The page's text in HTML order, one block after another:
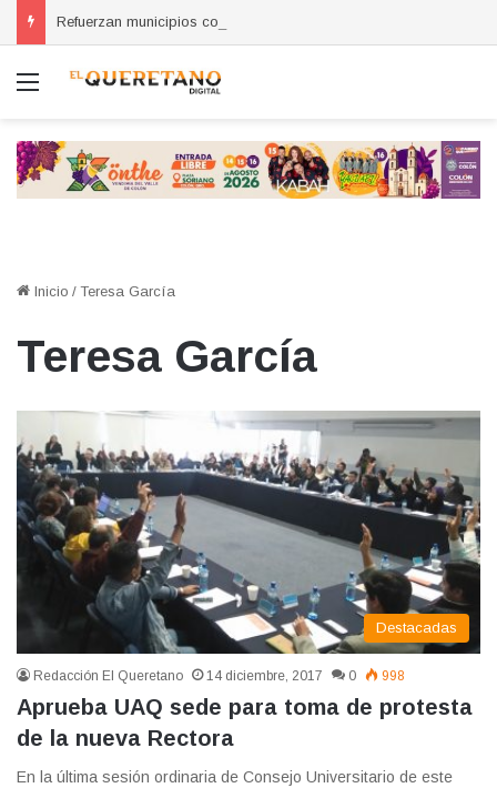
Menú
Inicio / Teresa García
Teresa García
Destacadas
Redacción El Queretano 14 diciembre, 2017 0 998
Aprueba UAQ sede para toma de protesta
de la nueva Rectora
En la última sesión ordinaria de Consejo Universitario de este